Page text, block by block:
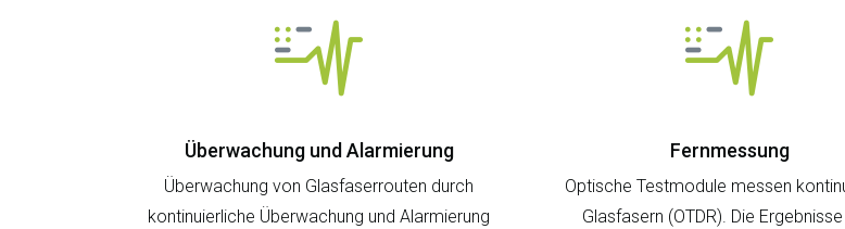
Überwachung und Alarmierung
Überwachung von Glasfaserrouten durch
kontinuierliche Überwachung und Alarmierung
Fernmessung
Optische Testmodule messen
Glasfasern (OTDR). Die